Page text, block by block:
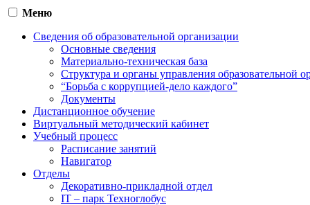
Меню
Сведения об образовательной организации
Основные сведения
Материально-техническая база
Структура и органы управления образовательной
“Борьба с коррупцией-дело каждого”
Документы
Дистанционное обучение
Виртуальный методический кабинет
Учебный процесс
Расписание занятий
Навигатор
Отделы
Декоративно-прикладной отдел
IT – парк Техноглобус